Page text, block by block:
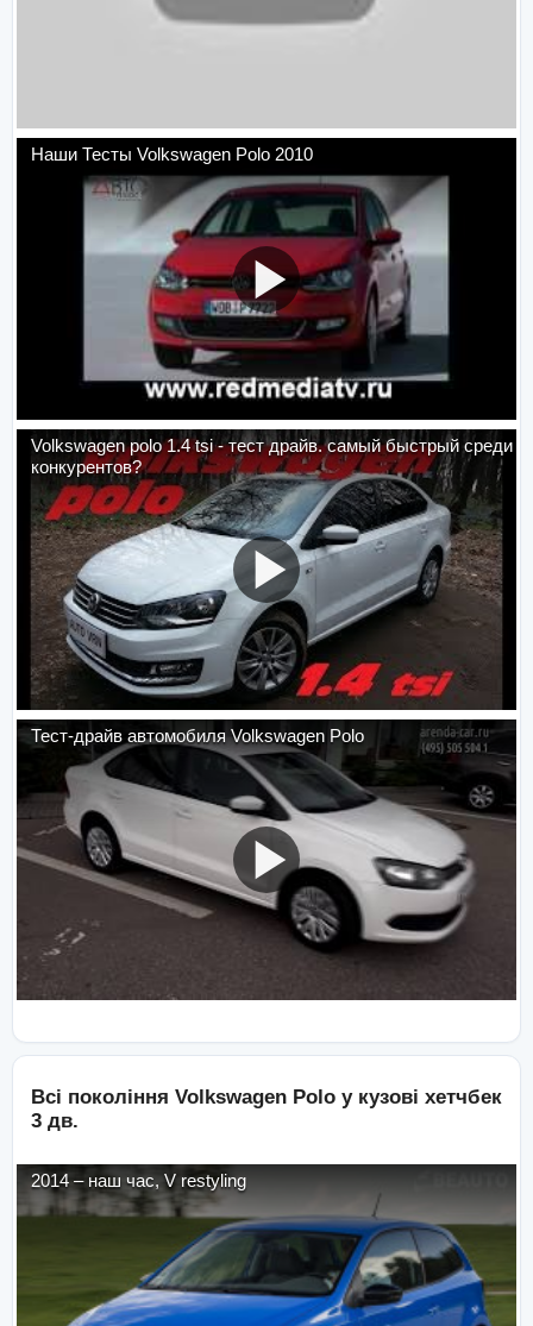
Наши Тесты Volkswagen Polo 2010
Volkswagen polo 1.4 tsi - тест драйв. самый быстрый среди
конкурентов?
Тест-драйв автомобиля Volkswagen Polo
Всі покоління Volkswagen Polo у кузові хетчбек
3 дв.
2014 – наш час, V restyling